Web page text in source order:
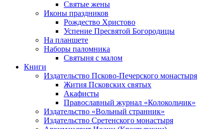
Святые жены
Иконы праздников
Рождество Христово
Успение Пресвятой Богородицы
На планшете
Наборы паломника
Святыня с малом
Книги
Издательство Псково-Печерского монастыря
Жития Псковских святых
Акафисты
Православный журнал «Колокольчик»
Издательство «Вольный странник»
Издательство Сретенского монастыря